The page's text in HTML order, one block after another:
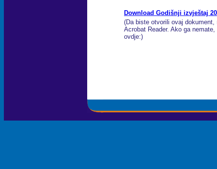
Download Godišnji izvještaj
(Da biste otvorili ovaj
Acrobat Reader. Ako ga
ovdje:)